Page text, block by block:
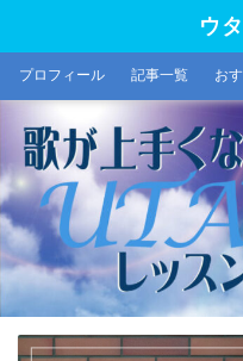
ウ
プロフィール 記事一覧 お